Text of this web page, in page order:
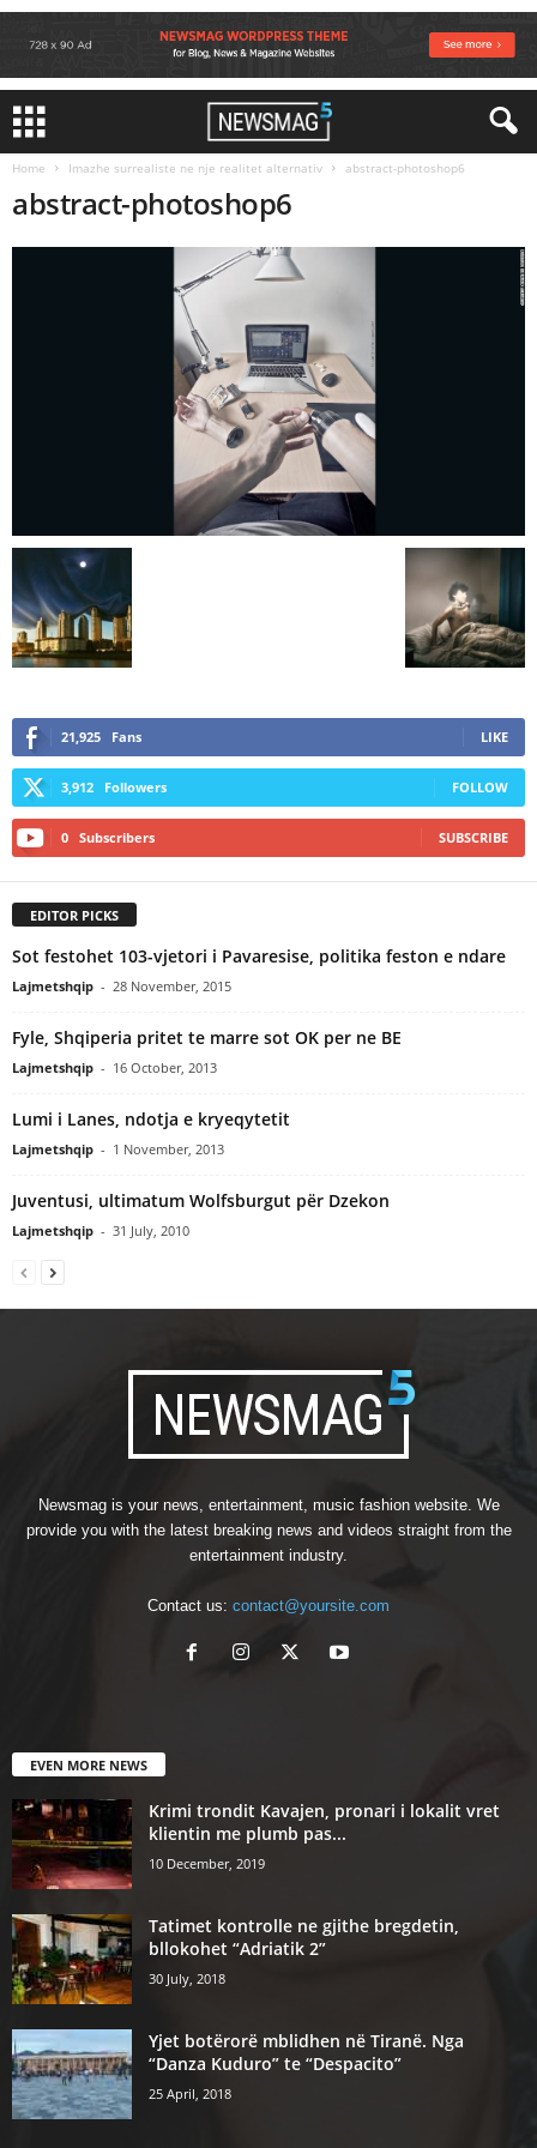
Home Imazhe surrealiste ne nje realitet alternativ abstract-photoshop6
abstract-photoshop6
21,925 Fans LIKE
3,912 Followers FOLLOW
0 Subscribers SUBSCRIBE
EDITOR PICKS
Sot festohet 103-vjetori i Pavaresise, politika feston e ndare
Lajmetshqip - 28 November, 2015
Fyle, Shqiperia pritet te marre sot OK per ne BE
Lajmetshqip - 16 October, 2013
Lumi i Lanes, ndotja e kryeqytetit
Lajmetshqip - 1 November, 2013
Juventusi, ultimatum Wolfsburgut për Dzekon
Lajmetshqip - 31 July, 2010
Newsmag is your news, entertainment, music fashion website. We
provide you with the latest breaking news and videos straight from the
entertainment industry.
Contact us: contact@yoursite.com
EVEN MORE NEWS
Krimi trondit Kavajen, pronari i lokalit vret
klientin me plumb pas...
10 December, 2019
Tatimet kontrolle ne gjithe bregdetin,
bllokohet “Adriatik 2”
30 July, 2018
Yjet botërorë mblidhen në Tiranë. Nga
“Danza Kuduro” te “Despacito”
25 April, 2018